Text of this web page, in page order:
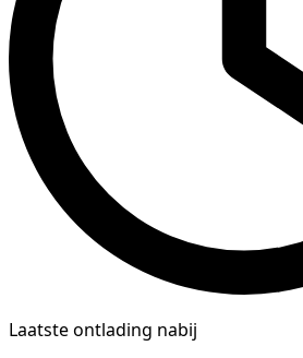
Laatste ontlading nabij